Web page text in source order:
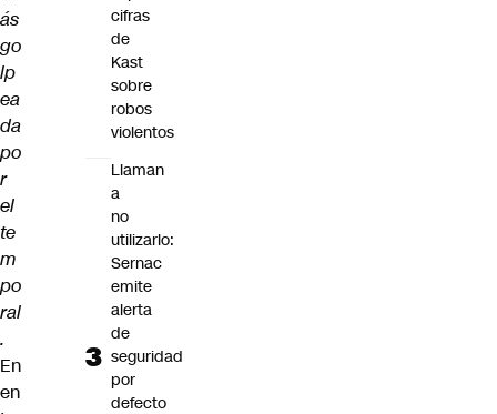
ás
go
lp
ea
da
po
r
el
te
m
po
ral
.
En
en
cifras
de
Kast
sobre
robos
violentos
Llaman
a
no
utilizarlo:
Sernac
emite
alerta
de
seguridad
por
defecto